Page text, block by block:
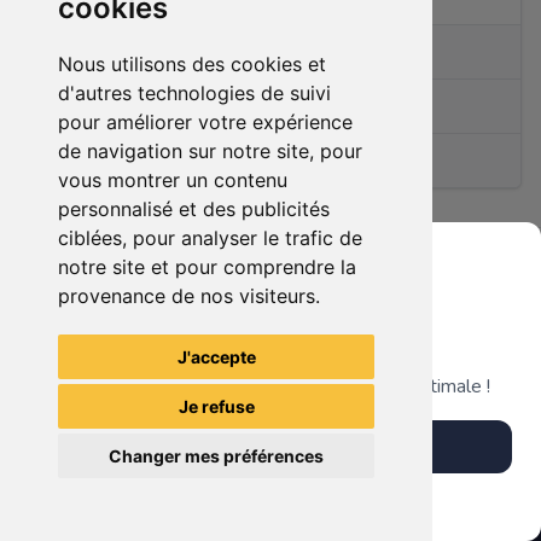
cookies
Nous utilisons des cookies et
d'autres technologies de suivi
pour améliorer votre expérience
de navigation sur notre site, pour
vous montrer un contenu
personnalisé et des publicités
ciblées, pour analyser le trafic de
notre site et pour comprendre la
provenance de nos visiteurs.
J'accepte
Je refuse
Changer mes préférences
articles en vente
Membre depuis le27/11/2024
(2)
Ce membre n'a pas encore d'article en vente.
Grenier du Geek
Télécharge notre app pour une expérience optimale !
Télécharger l'app